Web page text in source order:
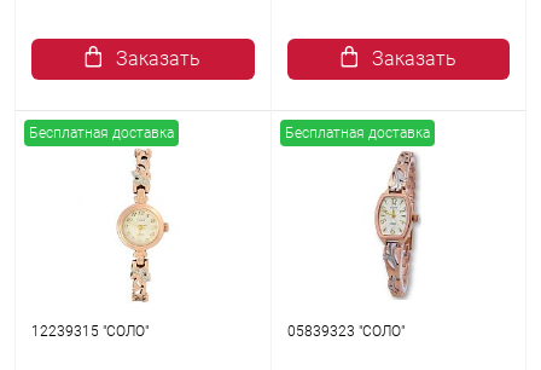
Заказать Заказать
Бесплатная доставка
12239315 "СОЛО"
Бесплатная доставка
05839323 "СОЛО"